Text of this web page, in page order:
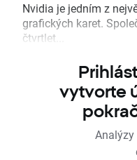
Nvidia je jedním z
grafických karet.
čtvrtlet...
vytvorte
Analýzy